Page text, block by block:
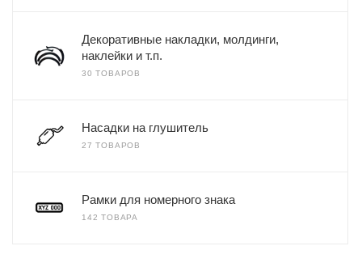
Декоративные накладки, молдинги,
наклейки и т.п.
30 ТОВАРОВ
Насадки на глушитель
27 ТОВАРОВ
Рамки для номерного знака
142 ТОВАРА